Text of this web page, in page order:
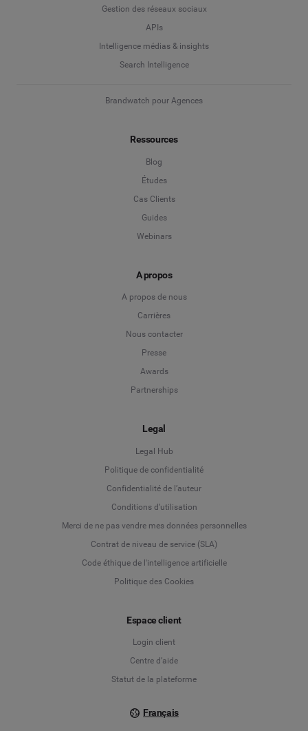
Gestion des réseaux sociaux
APIs
Intelligence médias & insights
Search Intelligence
Brandwatch pour Agences
Ressources
Blog
Études
Cas Clients
Guides
Webinars
A propos
A propos de nous
Carrières
Nous contacter
Presse
Awards
Partnerships
Legal
Legal Hub
Politique de confidentialité
Confidentialité de l’auteur
Conditions d’utilisation
Merci de ne pas vendre mes données personnelles
Contrat de niveau de service (SLA)
Code éthique de l'intelligence artificielle
Politique des Cookies
Espace client
Login client
Centre d’aide
Statut de la plateforme
Français
English
Español